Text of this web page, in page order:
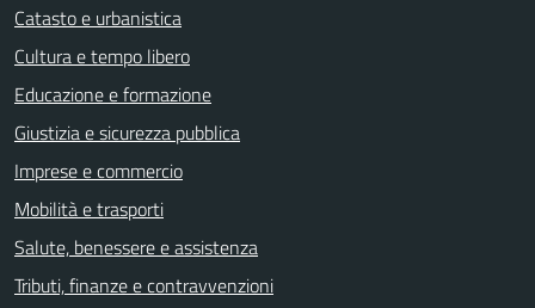
Catasto e urbanistica
Cultura e tempo libero
Educazione e formazione
Giustizia e sicurezza pubblica
Imprese e commercio
Mobilità e trasporti
Salute, benessere e assistenza
Tributi, finanze e contravvenzioni